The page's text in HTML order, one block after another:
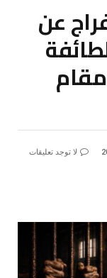
عن
لا توجد تعليقات